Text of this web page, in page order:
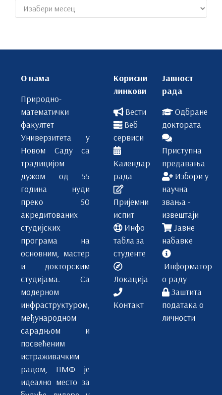
О нама
Природно-
математички
факултет
Универзитета у
Новом Саду са
традицијом
дужом од 55
година нуди
преко 50
акредитованих
студијских
програма на
основним, мастер
и докторским
студијама. Са
модерном
инфраструктуром,
међународном
сарадњом и
посвећеним
истраживачким
радом, ПМФ је
идеално место за
Корисни
линкови
Вести
Веб
сервиси
Календар
рада
Пријемни
испит
Инфо
табла за
студенте
Локација
Контакт
Јавност
рада
Одбране
доктората
Приступна
предавања
Избори у
научна
звања -
извештаји
Јавне
набавке
Информатор
о раду
Заштита
података о
личности